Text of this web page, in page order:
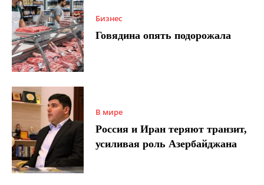
Бизнес
Говядина опять подорожала
В мире
Россия и Иран теряют транзит,
усиливая роль Азербайджана